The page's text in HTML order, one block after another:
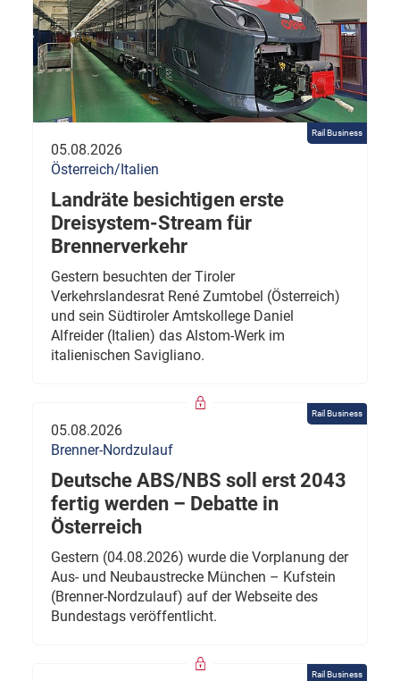
Rail Business
05.08.2026
Österreich/Italien
Landräte besichtigen erste
Dreisystem-Stream für
Brennerverkehr
Gestern besuchten der Tiroler
Verkehrslandesrat René Zumtobel (Österreich)
und sein Südtiroler Amtskollege Daniel
Alfreider (Italien) das Alstom-Werk im
italienischen Savigliano.
Rail Business
05.08.2026
Brenner-Nordzulauf
Deutsche ABS/NBS soll erst 2043
fertig werden – Debatte in
Österreich
Gestern (04.08.2026) wurde die Vorplanung der
Aus- und Neubaustrecke München – Kufstein
(Brenner-Nordzulauf) auf der Webseite des
Bundestags veröffentlicht.
Rail Business